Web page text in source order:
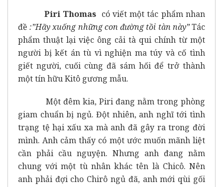
Piri Thomas có viết một tác phẩm nhan
đề:”Hãy xuống những con đường tồi tàn này”Tác
phẩm thuật lại việc ông cải tà qui chính từ một
người bị kết án tù vì nghiện ma túy và cố tình
giết người, cuối cùng đã sám hối để trở thành
một tín hữu Kitô gương mẫu.
Một đêm kia, Piri đang nằm trong phòng
giam chuẩn bị ngủ. Đột nhiên, anh nghĩ tới tình
trạng tệ hại xấu xa mà anh đã gây ra trong đời
mình. Anh cảm thấy có một ước muốn mãnh liệt
cần phải cầu nguyện. Nhưng anh đang nằm
chung với một tù nhân khác tên là Chicô. Nên
anh phải đợi cho Chirô ngủ đã, anh mới qùi gối